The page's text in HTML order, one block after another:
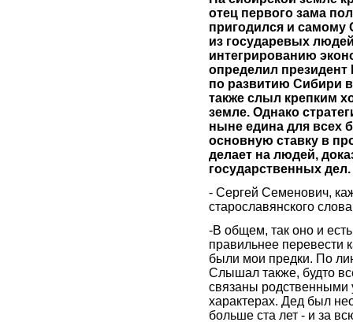
отец первого зама
пригодился и
из государевых
интегрированию
определил
по развитию Сибири
также слыл крепким
земле. Однако
ныне едина для всех
основную ставку в
делает на людей,
государственных дел.
- Сергей Семенович,
старославянского слова
-В общем, так оно и
правильнее перевести
были мои предки. По
Слышал также, будто
связаны родственными
характерах. Дед был
больше ста лет - и за